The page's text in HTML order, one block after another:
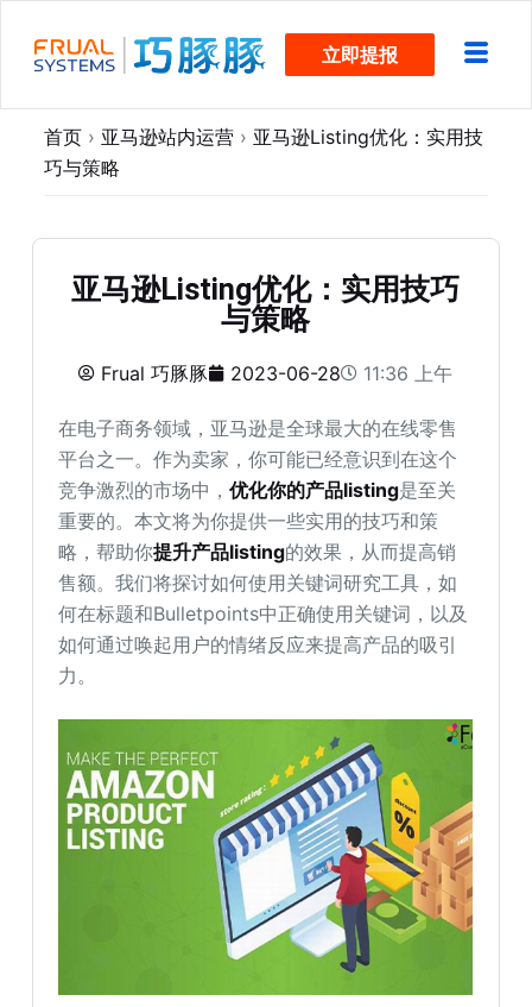
过
立即提报
首页 › 亚马逊站内运营 › 亚马逊Listing优化：实用技
巧与策略
亚马逊Listing优化：实用技巧
与策略
Frual 巧豚豚 2023-06-28 11:36 上午
在电子商务领域，亚马逊是全球最大的在线零售
平台之一。作为卖家，你可能已经意识到在这个
竞争激烈的市场中，优化你的产品listing是至关
重要的。本文将为你提供一些实用的技巧和策
略，帮助你提升产品listing的效果，从而提高销
售额。我们将探讨如何使用关键词研究工具，如
何在标题和Bulletpoints中正确使用关键词，以及
如何通过唤起用户的情绪反应来提高产品的吸引
力。